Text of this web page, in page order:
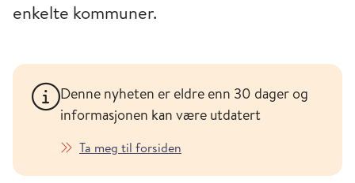
enkelte kommuner.
Denne nyheten er eldre enn 30 dager og
informasjonen kan være utdatert
Ta meg til forsiden